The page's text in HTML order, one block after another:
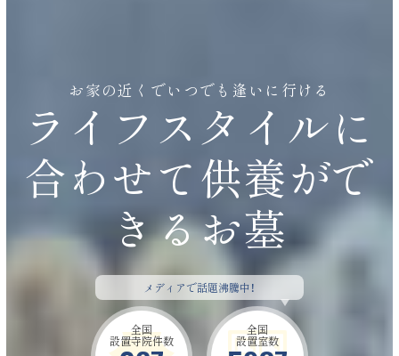
お家の近くでいつでも逢いに行ける
ライフスタイルに
合わせて供養がで
きるお墓
メディアで話題沸騰中！
全国
設置寺院件数
全国
設置室数